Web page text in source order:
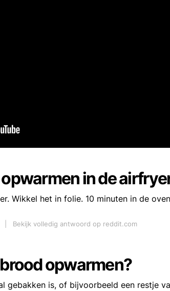
in de
Wikkel het in folie. 10 minuten in de
Bekijk volledig antwoord op reddit.com
opwarmen?
gebakken is, of bijvoorbeeld een restje